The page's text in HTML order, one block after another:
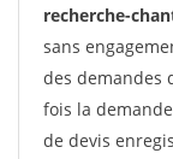
recherche-
sans
des demandes
fois la
de devis